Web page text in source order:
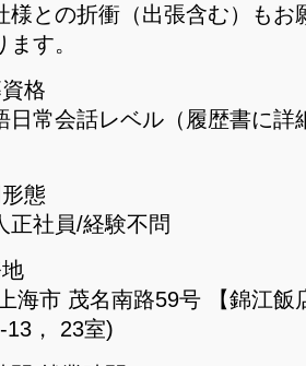
様との折衝（出張含む）もお
ます。
格
日常会話レベル（履歴書に詳
態
正社員/経験不問
海市 茂名南路59号 【錦江飯
13， 23室)